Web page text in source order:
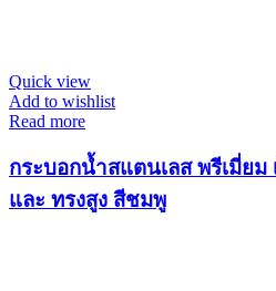
Quick view
Add to wishlist
Read more
กระบอกน้ำสแตนเลส พรีเมี่ยม
และ ทรงสูง สีชมพู